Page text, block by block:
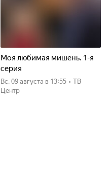
Моя любимая мишень. 1-я
серия
вс, 09 августа в 13:55 • ТВ
Центр